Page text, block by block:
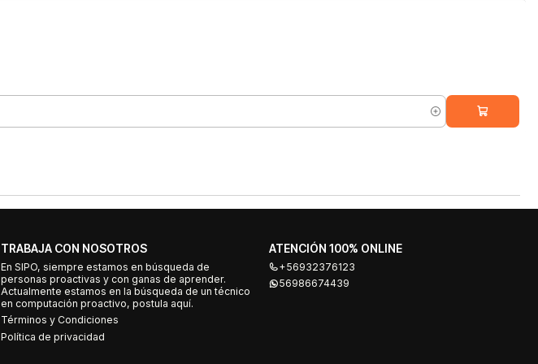
TRABAJA CON NOSOTROS
En SIPO, siempre estamos en búsqueda de
personas proactivas y con ganas de aprender.
Actualmente estamos en la búsqueda de un técnico
en computación proactivo, postula aquí.
Términos y Condiciones
Política de privacidad
ATENCIÓN 100% ONLINE
+56932376123
56986674439